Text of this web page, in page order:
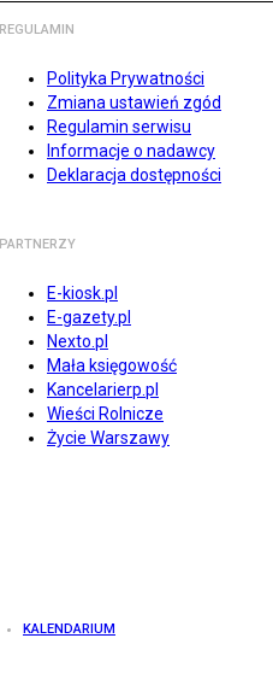
REGULAMIN
Polityka Prywatności
Zmiana ustawień zgód
Regulamin serwisu
Informacje o nadawcy
Deklaracja dostępności
PARTNERZY
E-kiosk.pl
E-gazety.pl
Nexto.pl
Mała księgowość
Kancelarierp.pl
Wieści Rolnicze
Życie Warszawy
KALENDARIUM